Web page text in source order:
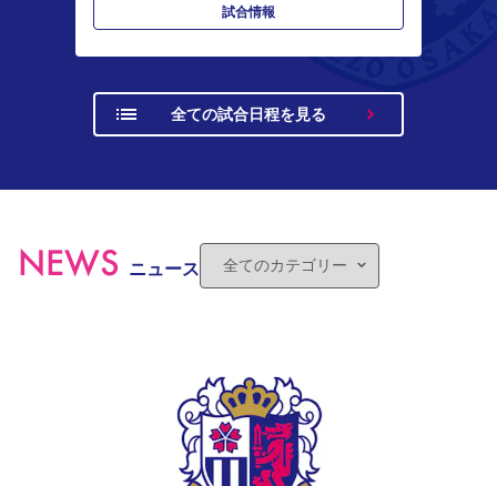
試合情報
全ての試合日程を見る
NEWS ニュース